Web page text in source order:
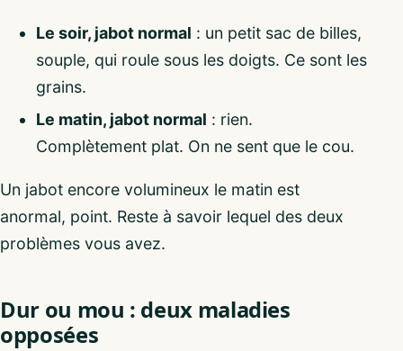
Le soir, jabot normal : un petit sac de billes,
souple, qui roule sous les doigts. Ce sont les
grains.
Le matin, jabot normal : rien.
Complètement plat. On ne sent que le cou.
Un jabot encore volumineux le matin est
anormal, point. Reste à savoir lequel des deux
problèmes vous avez.
Dur ou mou : deux maladies
opposées